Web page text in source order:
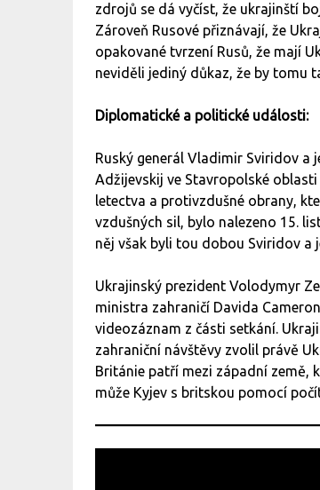
zdrojů se dá vyčíst, že ukrajinští
Zároveň Rusové přiznávají, že
opakované tvrzení Rusů, že mají
neviděli jediný důkaz, že by tomu
Diplomatické a politické události:
Ruský generál Vladimir Sviridov a
Adžijevskij ve Stavropolské
letectva a protivzdušné obrany,
vzdušných sil, bylo nalezeno 15.
něj však byli tou dobou Sviridov a
Ukrajinský prezident Volodymyr
ministra zahraničí Davida
videozáznam z části setkání.
zahraniční návštěvy zvolil právě
Británie patří mezi západní země,
může Kyjev s britskou pomocí